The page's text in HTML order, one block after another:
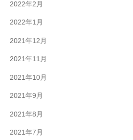
2022年2月
2022年1月
2021年12月
2021年11月
2021年10月
2021年9月
2021年8月
2021年7月